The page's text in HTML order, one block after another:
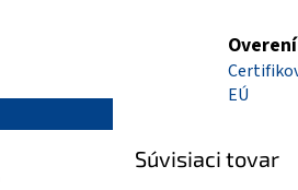
EÚ
Súvisiaci tovar